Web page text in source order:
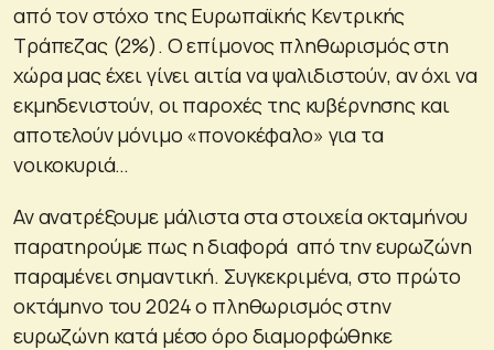
από τον στόχο της Ευρωπαϊκής Κεντρικής
Τράπεζας (2%). Ο επίμονος πληθωρισμός στη
χώρα μας έχει γίνει αιτία να ψαλιδιστούν, αν όχι να
εκμηδενιστούν, οι παροχές της κυβέρνησης και
αποτελούν μόνιμο «πονοκέφαλο» για τα
νοικοκυριά…
Αν ανατρέξουμε μάλιστα στα στοιχεία οκταμήνου
παρατηρούμε πως η διαφορά από την ευρωζώνη
παραμένει σημαντική. Συγκεκριμένα, στο πρώτο
οκτάμηνο του 2024 ο πληθωρισμός στην
ευρωζώνη κατά μέσο όρο διαμορφώθηκε